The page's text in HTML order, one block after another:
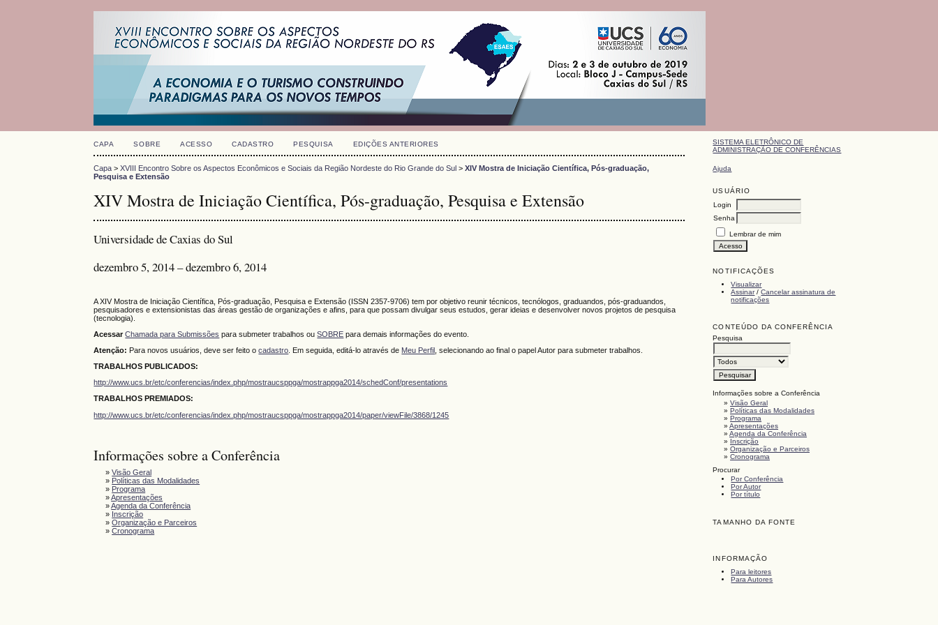
SISTEMA ELETRÔNICO DE
ADMINISTRAÇÃO DE CONFERÊNCIAS
Ajuda
USUÁRIO
Login
Senha
Lembrar de mim
NOTIFICAÇÕES
Visualizar
Assinar/Cancelar assinatura de
notificações
CONTEÚDO DA CONFERÊNCIA
Pesquisa
Informações sobre a Conferência
»Visão Geral
»Políticas das Modalidades
»Programa
»Apresentações
»Agenda da Conferência
» Inscrição
»Organização e Parceiros
»Cronograma
Procurar
Por Conferência
Por Autor
Por título
TAMANHO DA FONTE
INFORMAÇÃO
Para leitores
Para Autores
CAPA SOBRE ACESSO CADASTRO PESQUISA EDIÇÕES ANTERIORES
Capa >XVIII Encontro Sobre os Aspectos Econômicos e Sociais da Região Nordeste do Rio Grande do Sul >XIV Mostra de Iniciação Científica, Pós-graduação,
Pesquisa e Extensão
XIV Mostra de Iniciação Científica, Pós-graduação, Pesquisa e Extensão
Universidade de Caxias do Sul
dezembro 5, 2014 – dezembro 6, 2014
A XIV Mostra de Iniciação Científica, Pós-graduação, Pesquisa e Extensão (ISSN2357-9706) tem por objetivo reunir técnicos, tecnólogos, graduandos, pós-graduandos,
pesquisadores e extensionistas das áreas gestão de organizações e afins, para que possam divulgar seus estudos, gerar ideias e desenvolver novos projetos de pesquisa
(tecnologia).
AcessarChamada para Submissões para submeter trabalhos ouSOBRE para demais informações do evento.
Atenção: Para novos usuários, deve ser feito ocadastro . Em seguida, editá-lo através de Meu Perfil , selecionando ao final o papel Autor para submeter trabalhos.
TRABALHOS PUBLICADOS:
http://www.ucs.br/etc/conferencias/index.php/mostraucsppga/mostrappga2014/schedConf/presentations
TRABALHOS PREMIADOS:
http://www.ucs.br/etc/conferencias/index.php/mostraucsppga/mostrappga2014/paper/viewFile/3868/1245
Informações sobre a Conferência
»Visão Geral
» Políticas das Modalidades
» Programa
»Apresentações
»Agenda da Conferência
» Inscrição
»Organização e Parceiros
»Cronograma